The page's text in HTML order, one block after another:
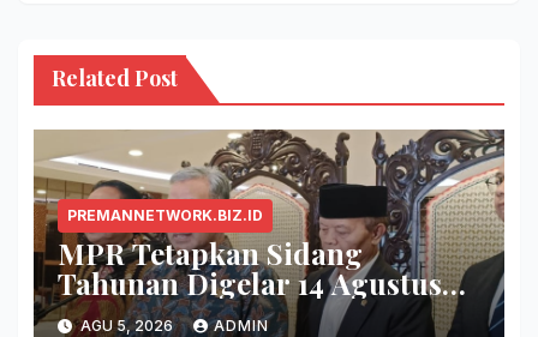
Related Post
PREMANNETWORK.BIZ.ID
MPR Tetapkan Sidang
Tahunan Digelar 14 Agustus
2026
AGU 5, 2026 ADMIN